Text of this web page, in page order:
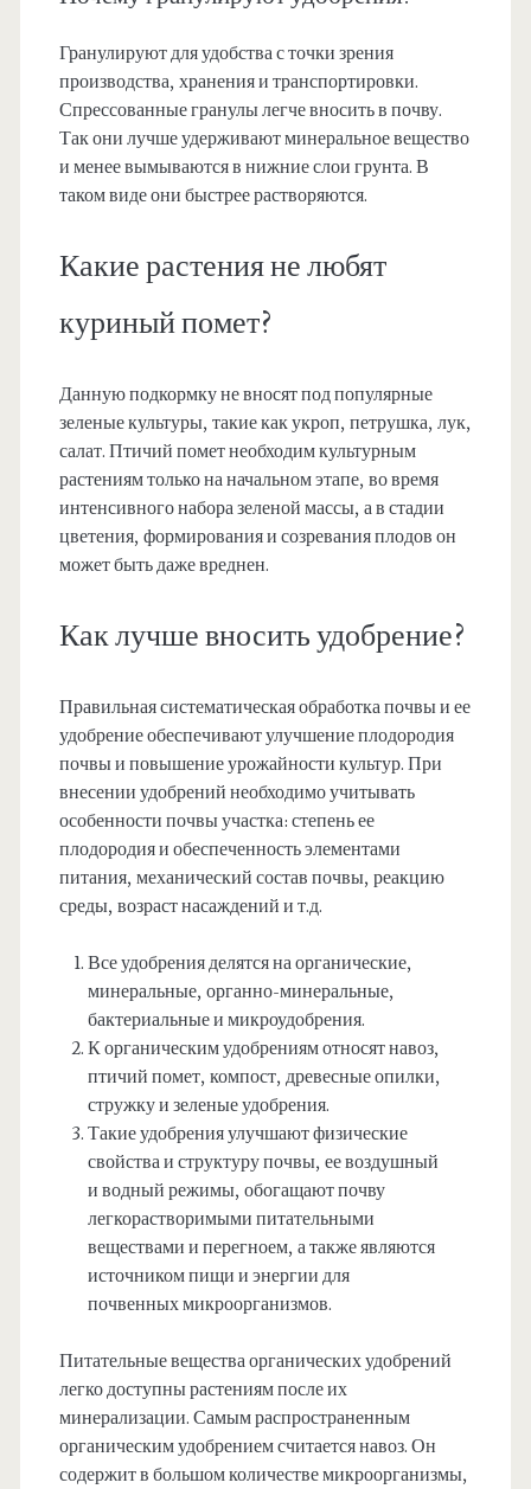
Гранулируют для удобства с точки зрения
производства, хранения и транспортировки.
Спрессованные гранулы легче вносить в почву.
Так они лучше удерживают минеральное вещество
и менее вымываются в нижние слои грунта. В
таком виде они быстрее растворяются.
Какие растения не любят
куриный помет?
Данную подкормку не вносят под популярные
зеленые культуры, такие как укроп, петрушка, лук,
салат. Птичий помет необходим культурным
растениям только на начальном этапе, во время
интенсивного набора зеленой массы, а в стадии
цветения, формирования и созревания плодов он
может быть даже вреднен.
Как лучше вносить удобрение?
Правильная систематическая обработка почвы и ее
удобрение обеспечивают улучшение плодородия
почвы и повышение урожайности культур. При
внесении удобрений необходимо учитывать
особенности почвы участка: степень ее
плодородия и обеспеченность элементами
питания, механический состав почвы, реакцию
среды, возраст насаждений и т.д.
Все удобрения делятся на органические,
минеральные, органно-минеральные,
бактериальные и микроудобрения.
К органическим удобрениям относят навоз,
птичий помет, компост, древесные опилки,
стружку и зеленые удобрения.
Такие удобрения улучшают физические
свойства и структуру почвы, ее воздушный
и водный режимы, обогащают почву
легкорастворимыми питательными
веществами и перегноем, а также являются
источником пищи и энергии для
почвенных микроорганизмов.
Питательные вещества органических удобрений
легко доступны растениям после их
минерализации. Самым распространенным
органическим удобрением считается навоз. Он
содержит в большом количестве микроорганизмы,